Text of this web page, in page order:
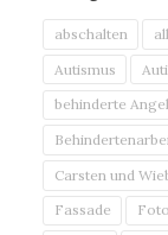
abschalten
Autismus
behinderte
Carsten und
Fassade
Foto